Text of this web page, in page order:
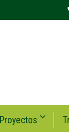
Proyectos